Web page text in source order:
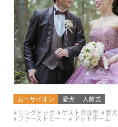
ムーサイオン 愛犬
人前式
リングドッグ
ゲスト参加型 愛犬
ファーストミート
アットホーム